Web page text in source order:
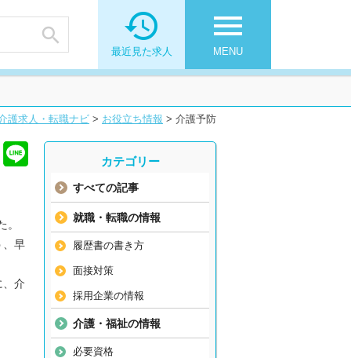
 menu
MENU

最近見た求人
護求人・転職ナビ > お役立ち情報 > 介護予防
カテゴリー
すべての記事
就職・転職の情報
履歴書の書き方
面接対策
採用企業の情報
介護・福祉の情報
必要資格
、早
、介